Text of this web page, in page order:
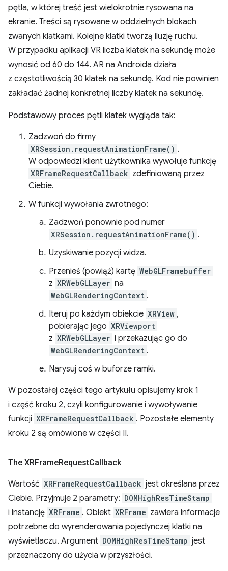
pętla, w której treść jest wielokrotnie rysowana na
ekranie. Treści są rysowane w oddzielnych blokach
zwanych klatkami. Kolejne klatki tworzą iluzję ruchu.
W przypadku aplikacji VR liczba klatek na sekundę może
wynosić od 60 do 144. AR na Androida działa
z częstotliwością 30 klatek na sekundę. Kod nie powinien
zakładać żadnej konkretnej liczby klatek na sekundę.
Podstawowy proces pętli klatek wygląda tak:
Zadzwoń do firmy
XRSession.requestAnimationFrame() .
W odpowiedzi klient użytkownika wywołuje funkcję
XRFrameRequestCallback zdefiniowaną przez
Ciebie.
W funkcji wywołania zwrotnego:
Zadzwoń ponownie pod numer
XRSession.requestAnimationFrame() .
Uzyskiwanie pozycji widza.
Przenieś (powiąż) kartę WebGLFramebuffer
z XRWebGLLayer na
WebGLRenderingContext .
Iteruj po każdym obiekcie XRView ,
pobierając jego XRViewport
z XRWebGLLayer i przekazując go do
WebGLRenderingContext .
Narysuj coś w buforze ramki.
W pozostałej części tego artykułu opisujemy krok 1
i część kroku 2, czyli konfigurowanie i wywoływanie
funkcji XRFrameRequestCallback . Pozostałe elementy
kroku 2 są omówione w części II.
The XRFrameRequestCallback
Wartość XRFrameRequestCallback jest określana przez
Ciebie. Przyjmuje 2 parametry: DOMHighResTimeStamp
i instancję XRFrame . Obiekt XRFrame zawiera informacje
potrzebne do wyrenderowania pojedynczej klatki na
wyświetlaczu. Argument DOMHighResTimeStamp jest
przeznaczony do użycia w przyszłości.